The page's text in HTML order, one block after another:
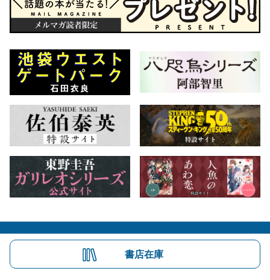
書店在庫
会社概要 自費出版のご案内 お問合せ
株式会社文藝春秋 文春オンライン Number Web
Copyright © Bungeishunju Ltd.